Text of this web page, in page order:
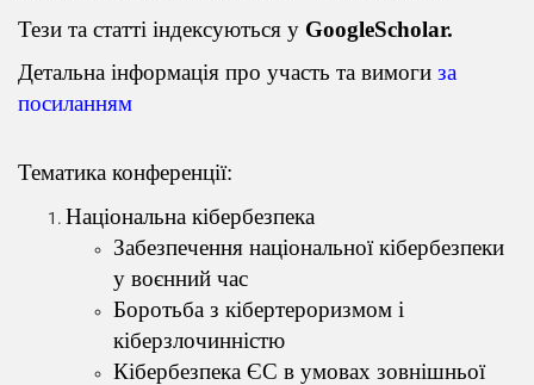
Тези та статті індексуються у GoogleScholar.
Детальна інформація про участь та вимоги за
посиланням
Тематика конференції:
Національна кібербезпека
Забезпечення національної кібербезпеки
у воєнний час
Боротьба з кібертероризмом і
кіберзлочинністю
Кібербезпека ЄС в умовах зовнішньої